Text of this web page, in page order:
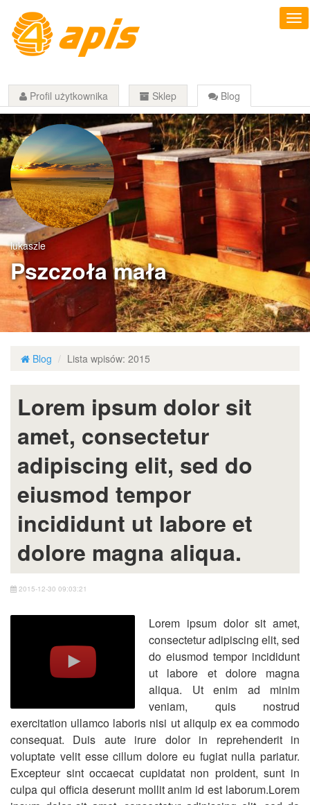
Profil użytkownika Sklep Blog
lukaszle
Pszczoła mała
Blog Lista wpisów: 2015
Lorem ipsum dolor sit
amet, consectetur
adipiscing elit, sed do
eiusmod tempor
incididunt ut labore et
dolore magna aliqua.
2015-12-30 09:03:21
Lorem ipsum dolor sit amet,
consectetur adipiscing elit, sed
do eiusmod tempor incididunt
ut labore et dolore magna
aliqua. Ut enim ad minim
veniam, quis nostrud
exercitation ullamco laboris nisi ut aliquip ex ea commodo
consequat. Duis aute irure dolor in reprehenderit in
voluptate velit esse cillum dolore eu fugiat nulla pariatur.
Excepteur sint occaecat cupidatat non proident, sunt in
culpa qui officia deserunt mollit anim id est laborum.Lorem